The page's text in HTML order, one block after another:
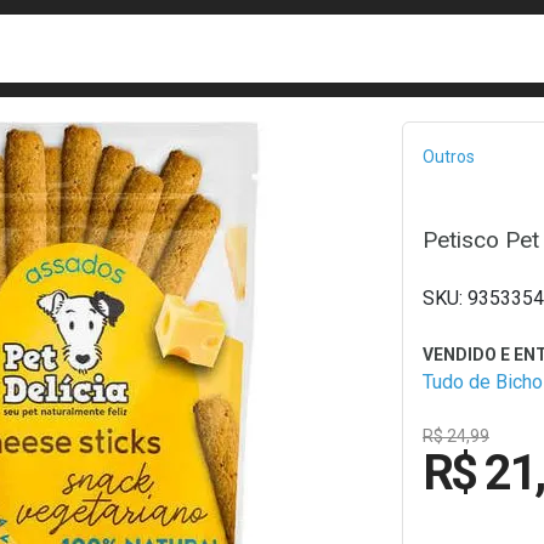
Outros
Petisco
Tudo de Bicho
R$ 24,99
R$